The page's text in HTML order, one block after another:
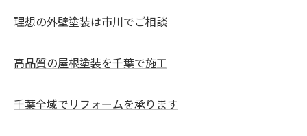
理想の外壁塗装は市川でご相談
高品質の屋根塗装を千葉で施工
千葉全域でリフォームを承ります